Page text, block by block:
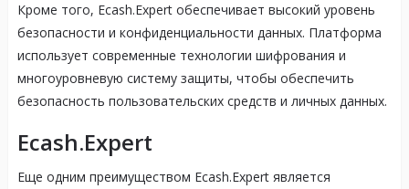
Кроме того, Ecash.Expert обеспечивает высокий уровень
безопасности и конфиденциальности данных. Платформа
использует современные технологии шифрования и
многоуровневую систему защиты, чтобы обеспечить
безопасность пользовательских средств и личных данных.
Ecash.Expert
Еще одним преимуществом Ecash.Expert является